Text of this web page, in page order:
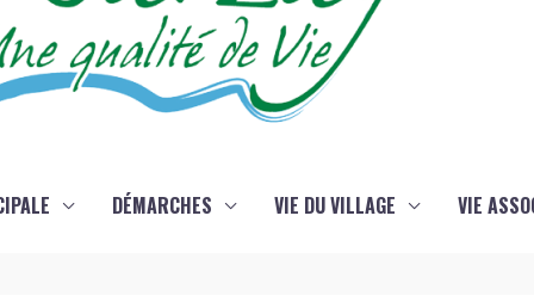
DÉMARCHES VIE DU VILLAGE VIE